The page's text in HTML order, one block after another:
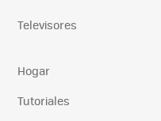
Televisores
Hogar
Tutoriales